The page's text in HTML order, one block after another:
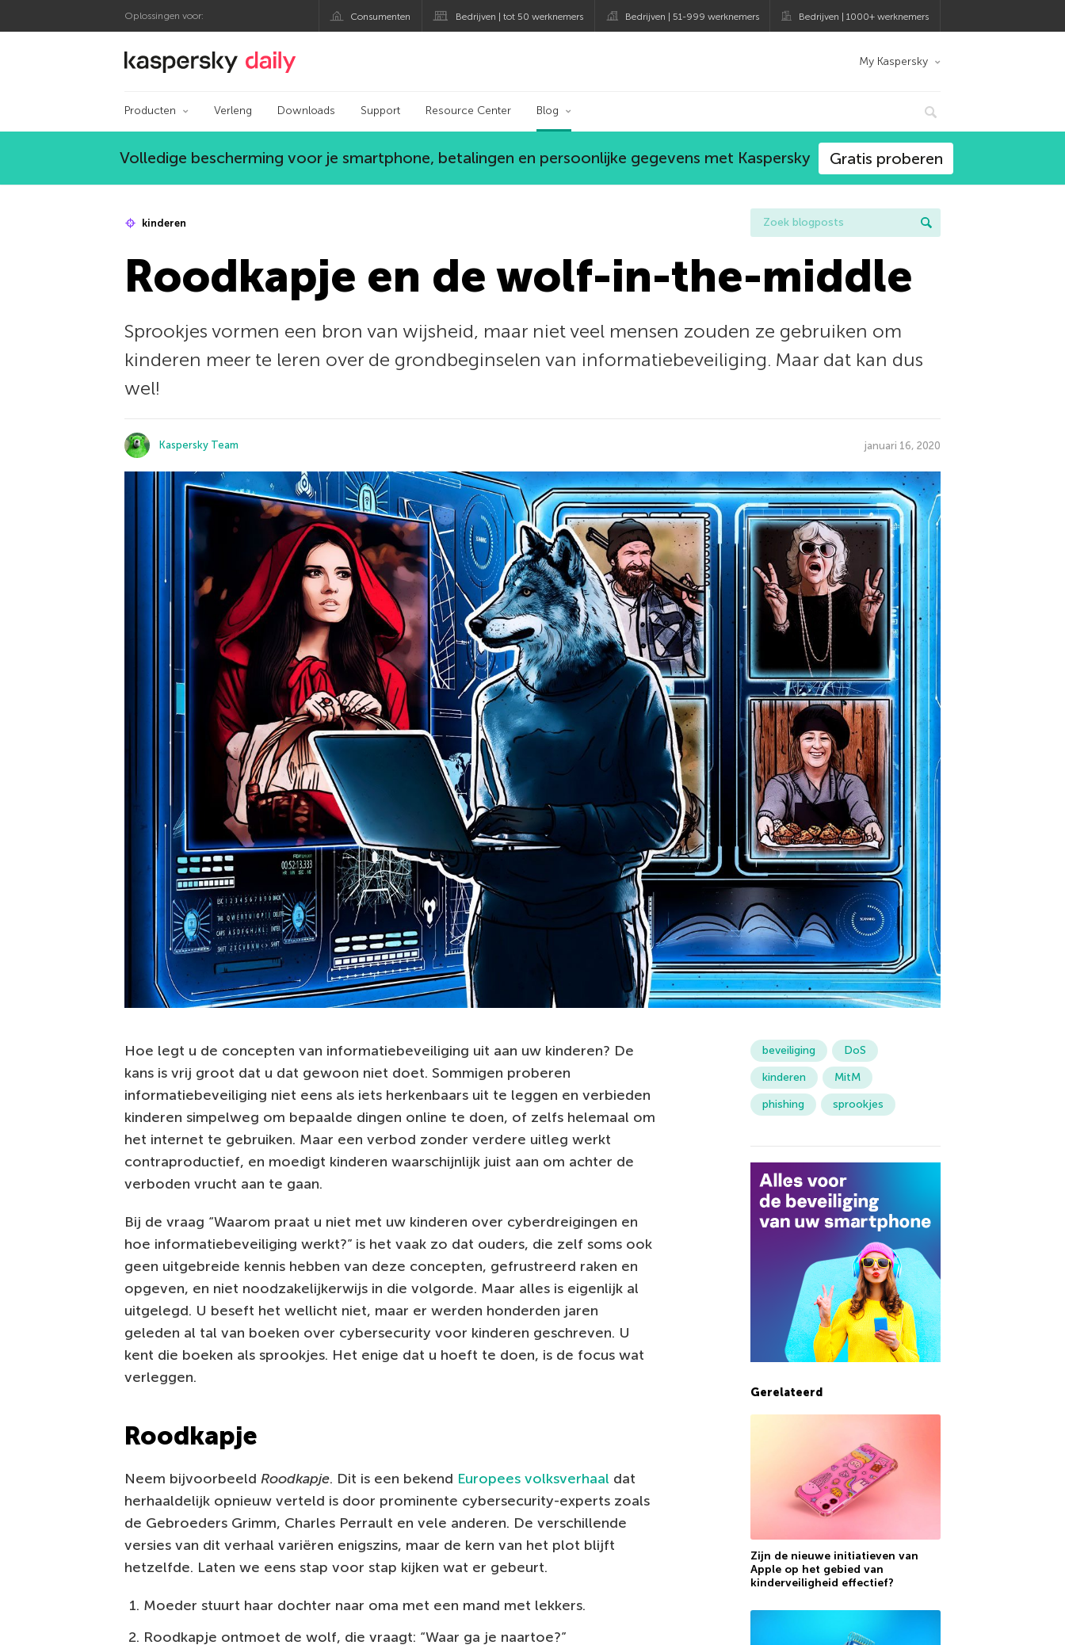
Oplossingen voor: Consumenten Bedrijven | tot 50 werknemers Bedrijven | 51-999 werknemers Bedrijven | 1000+ werknemers
Kaspersky official blog My Kaspersky
Producten Verleng Downloads Support Resource Center Blog
Volledige bescherming voor je smartphone, betalingen en persoonlijke gegevens met Kaspersky Gratis proberen
kinderen
Roodkapje en de wolf-in-the-middle
Sprookjes vormen een bron van wijsheid, maar niet veel mensen zouden ze gebruiken om
kinderen meer te leren over de grondbeginselen van informatiebeveiliging. Maar dat kan dus
wel!
Kaspersky Team januari 16, 2020
Hoe legt u de concepten van informatiebeveiliging uit aan uw kinderen? De
kans is vrij groot dat u dat gewoon niet doet. Sommigen proberen
informatiebeveiliging niet eens als iets herkenbaars uit te leggen en verbieden
kinderen simpelweg om bepaalde dingen online te doen, of zelfs helemaal om
het internet te gebruiken. Maar een verbod zonder verdere uitleg werkt
contraproductief, en moedigt kinderen waarschijnlijk juist aan om achter de
verboden vrucht aan te gaan.
Bij de vraag “Waarom praat u niet met uw kinderen over cyberdreigingen en
hoe informatiebeveiliging werkt?” is het vaak zo dat ouders, die zelf soms ook
geen uitgebreide kennis hebben van deze concepten, gefrustreerd raken en
opgeven, en niet noodzakelijkerwijs in die volgorde. Maar alles is eigenlijk al
uitgelegd. U beseft het wellicht niet, maar er werden honderden jaren
geleden al tal van boeken over cybersecurity voor kinderen geschreven. U
kent die boeken als sprookjes. Het enige dat u hoeft te doen, is de focus wat
verleggen.
Roodkapje
Neem bijvoorbeeld Roodkapje. Dit is een bekend Europees volksverhaal dat
herhaaldelijk opnieuw verteld is door prominente cybersecurity-experts zoals
de Gebroeders Grimm, Charles Perrault en vele anderen. De verschillende
versies van dit verhaal variëren enigszins, maar de kern van het plot blijft
hetzelfde. Laten we eens stap voor stap kijken wat er gebeurt.
Moeder stuurt haar dochter naar oma met een mand met lekkers.
Roodkapje ontmoet de wolf, die vraagt: “Waar ga je naartoe?”
beveiliging
DoS
kinderen
MitM
phishing
sprookjes
Gerelateerd
Zijn de nieuwe initiatieven van
Apple op het gebied van
kinderveiligheid effectief?